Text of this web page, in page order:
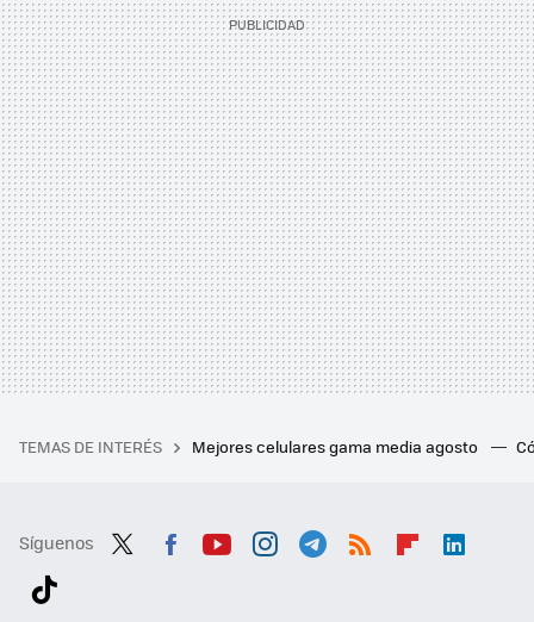
TEMAS DE INTERÉS Mejores celulares gama media agosto
Síguenos